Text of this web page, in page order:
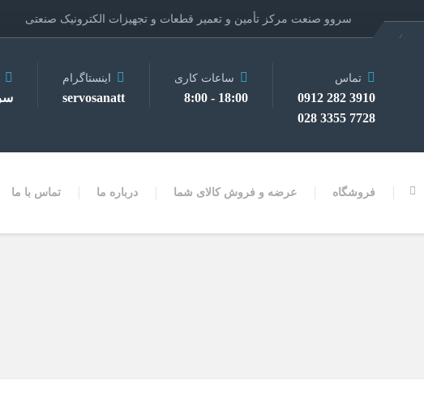
سروو صنعت مرکز تأمین و تعمیر قطعات و تجهیزات الکترونیک صنعتی
فروشگاه عرضه و فروش کالای شما درباره ما تماس با ما
تماس
3910 282 0912
7728 3355 028
ساعات کاری
18:00 - 8:00
اینستاگرام
servosanatt